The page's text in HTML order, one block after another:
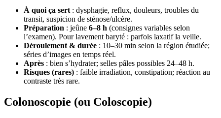
À quoi ça sert: dysphagie, reflux, douleurs, troubles du
transit, suspicion de sténose/ulcère.
Préparation : jeûne 6–8 h (consignes variables selon
l’examen). Pour lavement baryté : parfois laxatif la veille.
Déroulement & durée : 10–30 min selon la région étudiée;
séries d’images en temps réel.
Après : bien s’hydrater; selles pâles possibles 24–48 h.
Risques (rares) : faible irradiation, constipation; réaction au
contraste très rare.
Colonoscopie (ou Coloscopie)